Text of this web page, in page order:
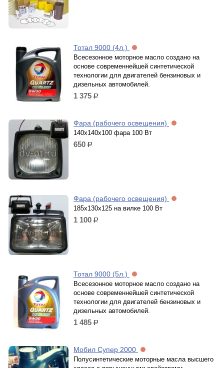
Тотал 9000 (4л.)
Всесезонное моторное масло создано на
основе современнейшей синтетической
технологии для двигателей бензиновых и
дизельных автомобилей.
1 375 р.
Фарa (рабочего освещения)
140х140х100 фара 100 Вт
650 р.
Фарa (рабочего освещения)
185х130х125 на вилке 100 Вт
1 100 р.
Тотал 9000 (5л.)
Всесезонное моторное масло создано на
основе современнейшей синтетической
технологии для двигателей бензиновых и
дизельных автомобилей.
1 485 р.
Мобил Супер 2000
Полусинтетические моторные масла высшего